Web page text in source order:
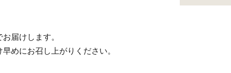
届けします。
めにお召し上がりください。